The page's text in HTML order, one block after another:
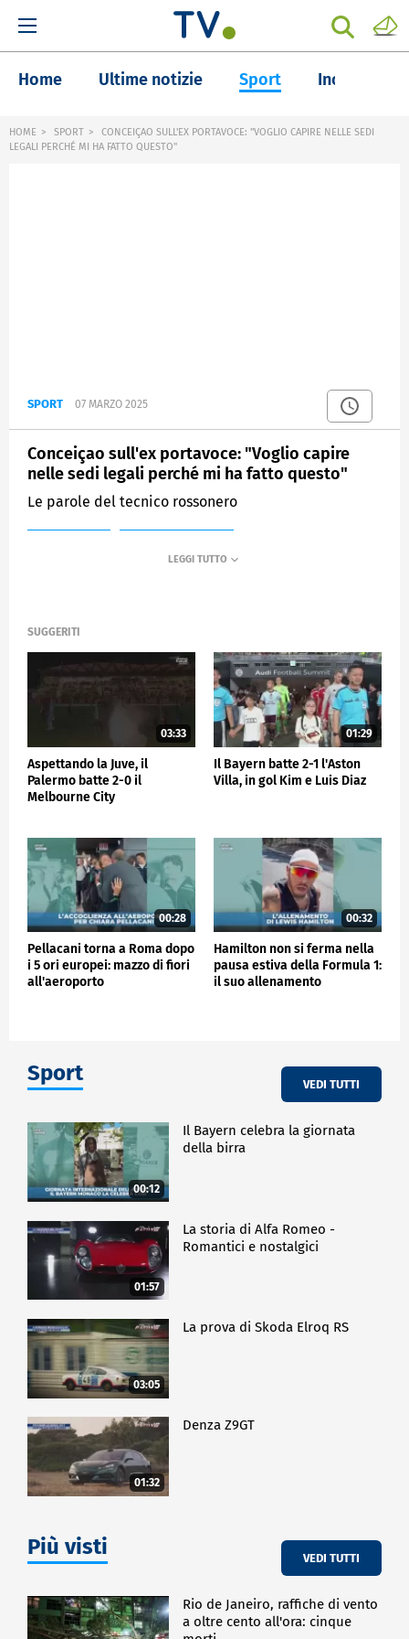
Home Ultime notizie Sport Inchieste
HOME SPORT
CONCEIÇAO SULL'EX PORTAVOCE: "VOGLIO CAPIRE NELLE SEDI
LEGALI PERCHÉ MI HA FATTO QUESTO"
SPORT 07 MARZO 2025
Conceiçao sull'ex portavoce: "Voglio capire
nelle sedi legali perché mi ha fatto questo"
Le parole del tecnico rossonero
SUGGERITI
03:33
Aspettando la Juve, il
Palermo batte 2-0 il
Melbourne City
01:29
Il Bayern batte 2-1 l'Aston
Villa, in gol Kim e Luis Diaz
00:28
Pellacani torna a Roma dopo
i 5 ori europei: mazzo di fiori
all'aeroporto
00:32
Hamilton non si ferma nella
pausa estiva della Formula 1:
il suo allenamento
Sport VEDI TUTTI
00:12
Il Bayern celebra la giornata
della birra
01:57
La storia di Alfa Romeo -
Romantici e nostalgici
03:05
La prova di Skoda Elroq RS
01:32
Denza Z9GT
Più visti VEDI TUTTI
Rio de Janeiro, raffiche di vento
a oltre cento all'ora: cinque